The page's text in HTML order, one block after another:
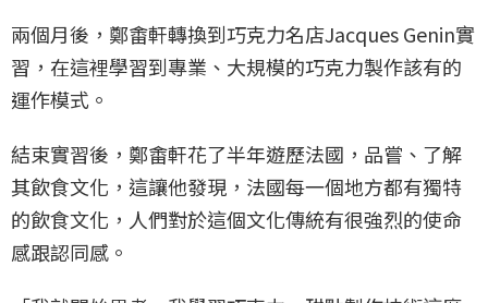
兩個月後，鄭畬軒轉換到巧克力名店Jacques Genin實
習，在這裡學習到專業、大規模的巧克力製作該有的
運作模式。
結束實習後，鄭畬軒花了半年遊歷法國，品嘗、了解
其飲食文化，這讓他發現，法國每一個地方都有獨特
的飲食文化，人們對於這個文化傳統有很強烈的使命
感跟認同感。